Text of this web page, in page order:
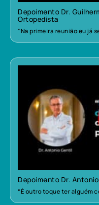
Depoimento Dr.
Ortopedista
“Na primeira reunião eu já
Depoimento Dr.
“É outro toque ter alguém